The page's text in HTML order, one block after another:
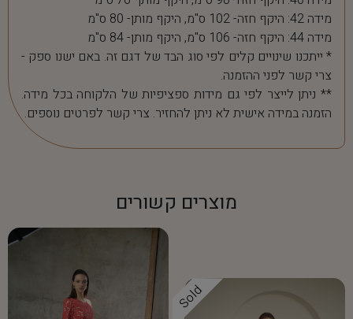
מידה 42: היקף חזה- 102 ס"מ, היקף מותן- 80 ס"מ
מידה 44: היקף חזה- 106 ס"מ, היקף מותן- 84 ס"מ
* ייתכנו שינויים קלים לפי סוג הבד של דגם זה. באם ישנו ספק -
צרי קשר לפני ההזמנה.
** ניתן לייצר לפי גם מידות ספציפיות של הלקוחה בכל מידה.
הזמנה במידה אישית לא ניתן להחזיר. צרי קשר לפרטים נוספים.
מוצרים קשורים
Sold